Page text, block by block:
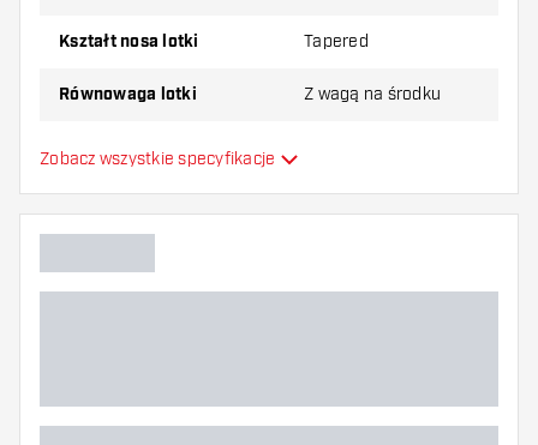
Kształt nosa lotki Tapered
Równowaga lotki Z wagą na środku
Materiał lotki
Typ Dartowy chwyt na nos
Kształt lotki
Zobacz wszystkie specyfikacje